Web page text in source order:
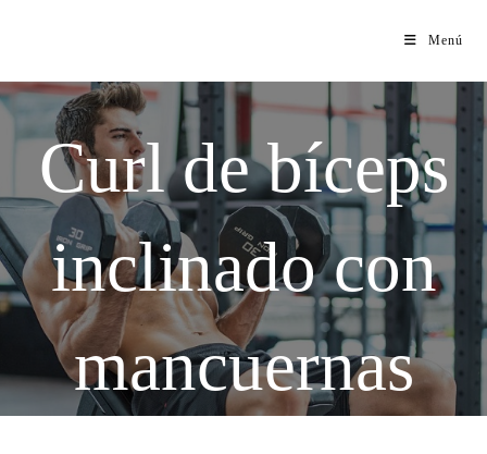
Menú
Curl de bíceps
inclinado con
mancuernas